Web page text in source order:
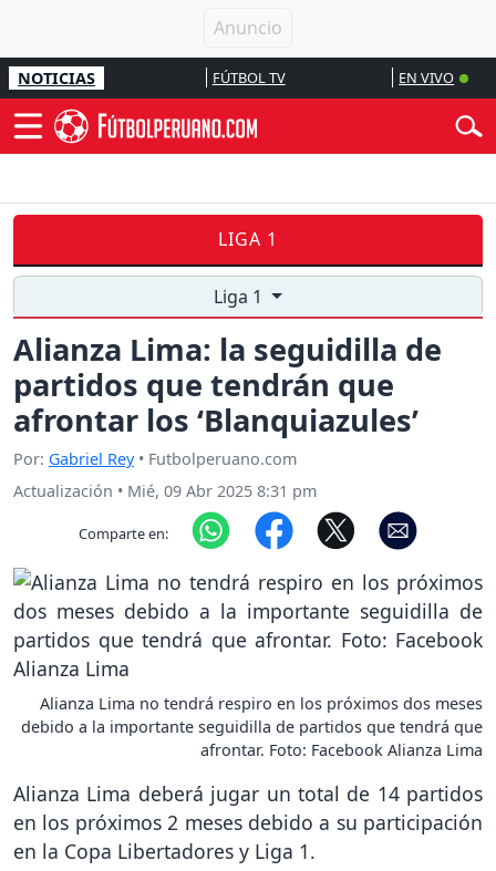
NOTICIAS FÚTBOL TV EN VIVO
LIGA 1
Liga 1
Alianza Lima: la seguidilla de
partidos que tendrán que
afrontar los ‘Blanquiazules’
Por: Gabriel Rey• Futbolperuano.com
Actualización • Mié, 09 Abr 2025 8:31 pm
Comparte en:
Alianza Lima no tendrá respiro en los próximos dos meses
debido a la importante seguidilla de partidos que tendrá que
afrontar. Foto: Facebook Alianza Lima
Alianza Lima deberá jugar un total de 14 partidos
en los próximos 2 meses debido a su participación
en la Copa Libertadores y Liga 1.